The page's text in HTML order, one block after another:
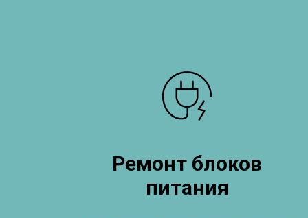
Ремонт блоков
питания